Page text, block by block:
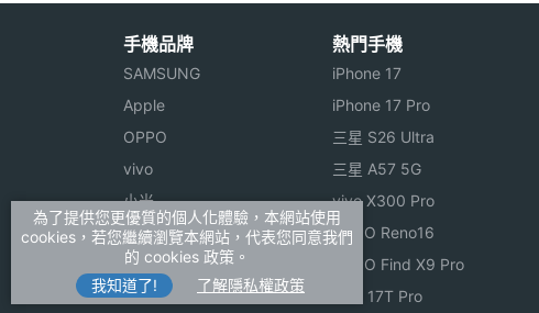
手機品牌
SAMSUNG
Apple
OPPO
vivo
小米
ASUS
Sony
realme
熱門手機
iPhone 17
iPhone 17 Pro
三星 S26 Ultra
三星 A57 5G
vivo X300 Pro
OPPO Reno16
OPPO Find X9 Pro
小米 17T Pro
為了提供您更優質的個人化體驗，本網站使用
cookies，若您繼續瀏覽本網站，代表您同意我們
的 cookies 政策。
我知道了!
了解隱私權政策